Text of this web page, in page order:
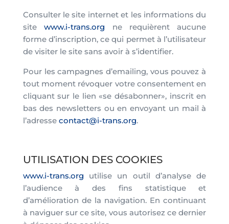
Consulter le site internet et les informations du
sitewww.i-trans.org ne requièrent aucune
forme d’inscription, ce qui permet à l’utilisateur
de visiter le site sans avoir à s’identifier.
Pour les campagnes d’emailing, vous pouvez à
tout moment révoquer votre consentement en
cliquant sur le lien «se désabonner», inscrit en
bas des newsletters ou en envoyant un mail à
l’adresse contact@i-trans.org.
UTILISATION DES COOKIES
www.i-trans.org utilise un outil d’analyse de
l’audience à des fins statistique et
d’amélioration de la navigation. En continuant
à naviguer sur ce site, vous autorisez ce dernier